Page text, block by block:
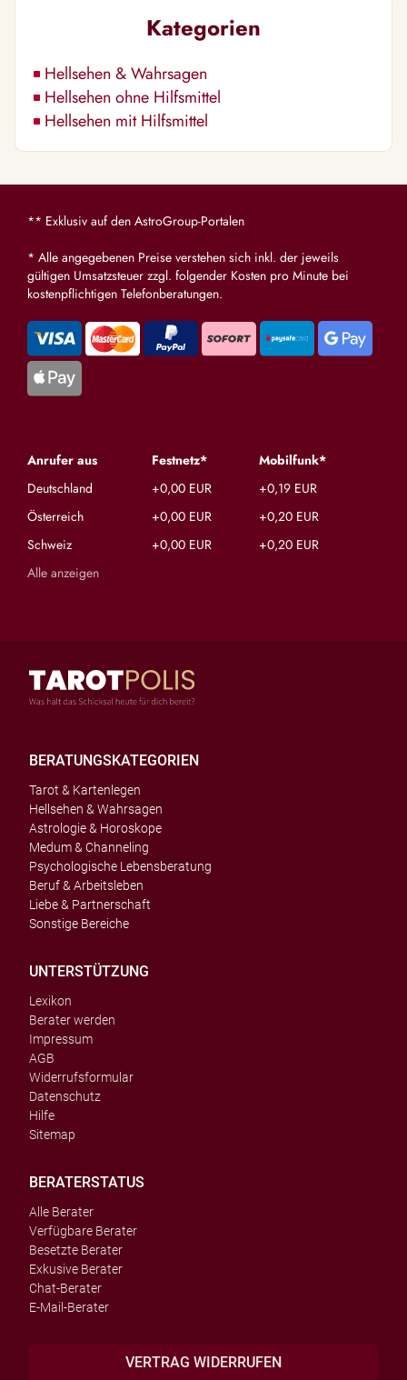
Kategorien
Hellsehen & Wahrsagen
Hellsehen ohne Hilfsmittel
Hellsehen mit Hilfsmittel
** Exklusiv auf den AstroGroup-Portalen
* Alle angegebenen Preise verstehen sich inkl. der jeweils
gültigen Umsatzsteuer zzgl. folgender Kosten pro Minute bei
kostenpflichtigen Telefonberatungen.
Anrufer aus Festnetz*
Mobilfunk*
Deutschland
+0,00 EUR
+0,19 EUR
Österreich
+0,00 EUR
+0,20 EUR
Schweiz
+0,00 EUR
+0,20 EUR
Alle anzeigen
BERATUNGSKATEGORIEN
Tarot & Kartenlegen
Hellsehen & Wahrsagen
Astrologie & Horoskope
Medum & Channeling
Psychologische Lebensberatung
Beruf & Arbeitsleben
Liebe & Partnerschaft
Sonstige Bereiche
UNTERSTÜTZUNG
Lexikon
Berater werden
Impressum
AGB
Widerrufsformular
Datenschutz
Hilfe
Sitemap
BERATERSTATUS
Alle Berater
Verfügbare Berater
Besetzte Berater
Exkusive Berater
Chat-Berater
E-Mail-Berater
VERTRAG WIDERRUFEN